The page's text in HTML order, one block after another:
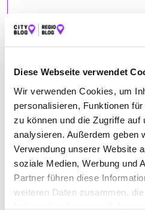
Diese Webseite verwendet
Wir verwenden Cookies, um
personalisieren, Funktionen
zu können und die Zugriffe auf
analysieren. Außerdem geben
Verwendung unserer Website
soziale Medien, Werbung und
Partner führen diese
weiteren Daten zusammen,
BEWERTUNGEN
Mark Becker– 09.07.2025
★★★★★
Sehr liebe Leute & super
Alexander Mayer – 07.08.2024
★★★★★
Anna-Carola Gondring–